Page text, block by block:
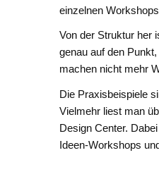
einzelnen
Von der Struktur her
genau auf den
machen nicht mehr
Die Praxisbeispiele
Vielmehr liest man
Design Center.
Ideen-Workshops